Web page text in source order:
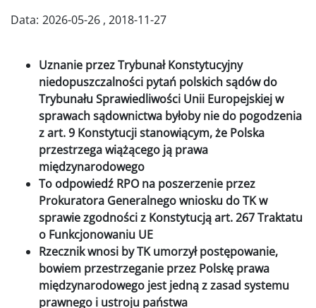
Data: 2026-05-26 2018-11-27
Uznanie przez Trybunał Konstytucyjny
niedopuszczalności pytań polskich sądów do
Trybunału Sprawiedliwości Unii Europejskiej w
sprawach sądownictwa byłoby nie do pogodzenia
z art. 9 Konstytucji stanowiącym, że Polska
przestrzega wiążącego ją prawa
międzynarodowego
To odpowiedź RPO na poszerzenie przez
Prokuratora Generalnego wniosku do TK w
sprawie zgodności z Konstytucją art. 267 Traktatu
o Funkcjonowaniu UE
Rzecznik wnosi by TK umorzył postępowanie,
bowiem przestrzeganie przez Polskę prawa
międzynarodowego jest jedną z zasad systemu
prawnego i ustroju państwa